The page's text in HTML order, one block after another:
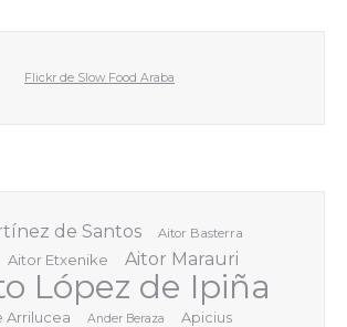
Flickr de Slow Food Araba
de Santos
Aitor Basterra
Aitor Etxenike Aitor Marauri
López de Ipiña
Arrilucea Ander Beraza Apicius